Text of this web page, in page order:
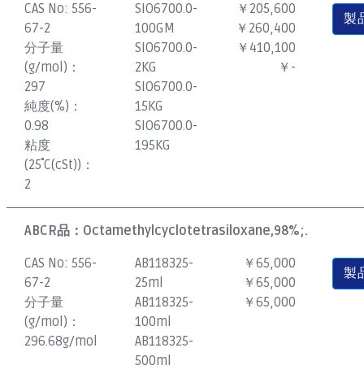
CAS No:556-
67-2
分子量
(g/mol)：
297
純度(%)：
0.98
粘度
(25˚C(cSt))：
2
SIO6700.0-
100GM
SIO6700.0-
2KG
SIO6700.0-
15KG
SIO6700.0-
195KG
￥205,600
￥260,400
￥410,100
￥-
製
ABCR品： Octamethylcyclotetrasiloxane,98%;.
CAS No:556-
67-2
分子量
(g/mol)：
296.68g/mol
AB118325-
25ml
AB118325-
100ml
AB118325-
500ml
￥65,000
￥65,000
￥65,000
製